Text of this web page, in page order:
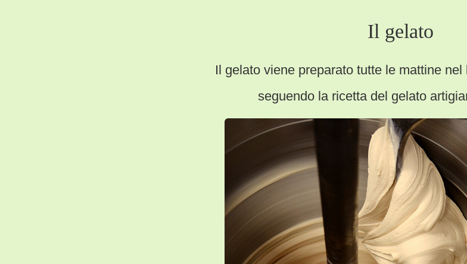
Il gelato
Il gelato viene preparato tutte le mattine
seguendo la ricetta del gelato